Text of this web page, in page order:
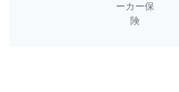
ーカー保
険